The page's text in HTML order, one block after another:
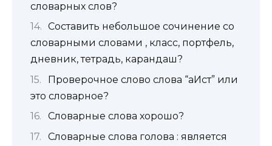
словарных слов?
Составить небольшое сочинение со
словарными словами , класс, портфель,
дневник, тетрадь, карандаш?
Проверочное слово слова “аИст” или
это словарное?
Словарные слова хорошо?
Словарные слова голова : является